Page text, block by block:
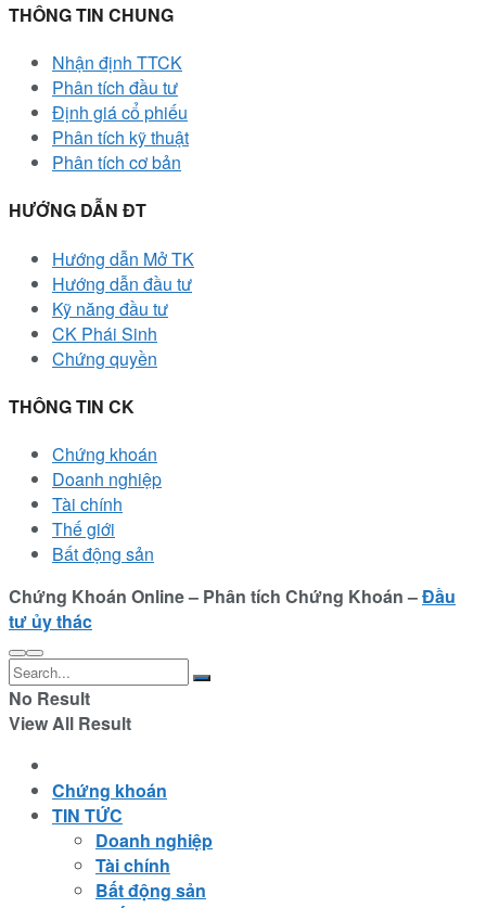
THÔNG TIN CHUNG
Nhận định TTCK
Phân tích đầu tư
Định giá cổ phiếu
Phân tích kỹ thuật
Phân tích cơ bản
HƯỚNG DẪN ĐT
Hướng dẫn Mở TK
Hướng dẫn đầu tư
Kỹ năng đầu tư
CK Phái Sinh
Chứng quyền
THÔNG TIN CK
Chứng khoán
Doanh nghiệp
Tài chính
Thế giới
Bất động sản
Chứng Khoán Online – Phân tích Chứng Khoán –Đầu
tư ủy thác
No Result
View All Result
Chứng khoán
TIN TỨC
Doanh nghiệp
Tài chính
Bất động sản